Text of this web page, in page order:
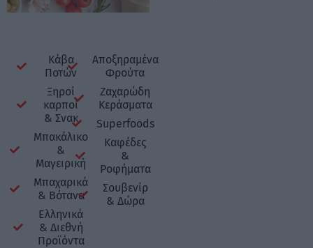
Κάβα
Ποτών
Ξηροί
καρποί
& Σνακ
Μπακάλικο
&
Μαγειρική
Μπαχαρικά
& Βότανα
Ελληνικά
& Διεθνή
Προϊόντα
Αποξηραμένα
Φρούτα
Ζαχαρώδη
Κεράσματα
Superfoods
Καφέδες
&
Ροφήματα
Σουβενίρ
& Δώρα